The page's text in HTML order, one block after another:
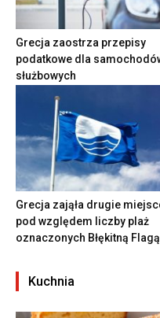
Grecja zaostrza przepisy
podatkowe dla
służbowych
Grecja zająła drugie
pod względem liczby plaż
oznaczonych Błękitną Flagą
Kuchnia